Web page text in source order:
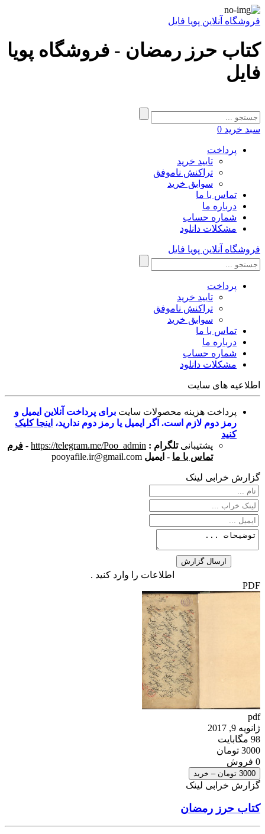
فروشگاه آنلاین پویا فایل
کتاب حرز رمضان - فروشگاه پویا
فایل
سبد خرید 0
پرداخت
تایید خرید
تراکنش ناموفق
سوابق خرید
تماس با ما
درباره ما
شماره حساب
مشکلات دانلود
فروشگاه آنلاین پویا فایل
پرداخت
تایید خرید
تراکنش ناموفق
سوابق خرید
تماس با ما
درباره ما
شماره حساب
مشکلات دانلود
اطلاعیه های سایت
پرداخت هزینه محصولات سایت برای پرداخت آنلاین ایمیل و
رمز دوم لازم است. اگر ایمیل یا رمز دوم ندارید، اینجا کلیک
کنید
پشتیبانی تلگرام : https://telegram.me/Poo_admin
- فرم
تماس با ما - ایمیل pooyafile.ir@gmail.com
گزارش خرابی لینک
اطلاعات را وارد کنید .
PDF
pdf
ژانویه 9, 2017
98 مگابایت
3000 تومان
0 فروش
3000 تومان – خرید
گزارش خرابی لینک
کتاب حرز رمضان